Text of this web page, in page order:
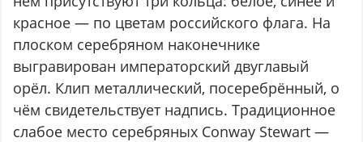
красное — по цветам российского флага. На
плоском серебряном наконечнике
выгравирован императорский двуглавый
орёл. Клип металлический, посеребрённый, о
чём свидетельствует надпись. Традиционное
слабое место серебряных Conway Stewart —